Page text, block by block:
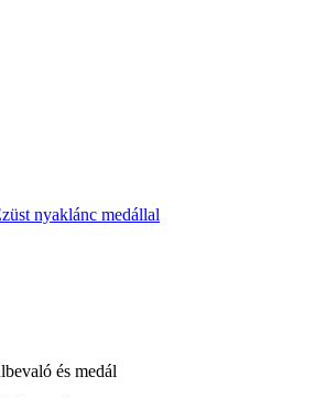
nyaklánc medállal
és medál